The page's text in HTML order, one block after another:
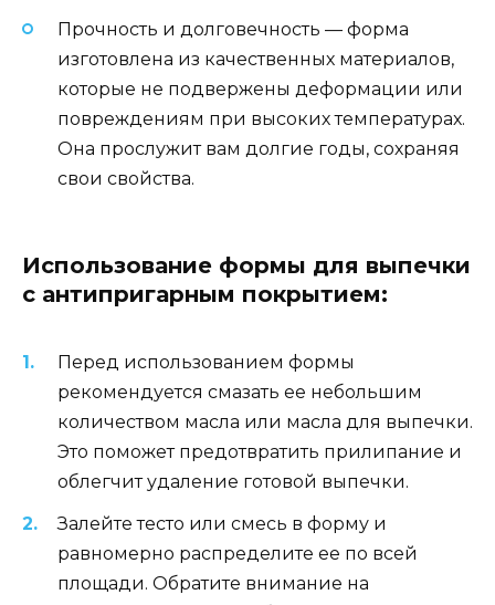
Прочность и долговечность — форма
изготовлена из качественных материалов,
которые не подвержены деформации или
повреждениям при высоких температурах.
Она прослужит вам долгие годы, сохраняя
свои свойства.
Использование формы для выпечки
с антипригарным покрытием:
Перед использованием формы
рекомендуется смазать ее небольшим
количеством масла или масла для выпечки.
Это поможет предотвратить прилипание и
облегчит удаление готовой выпечки.
Залейте тесто или смесь в форму и
равномерно распределите ее по всей
площади. Обратите внимание на